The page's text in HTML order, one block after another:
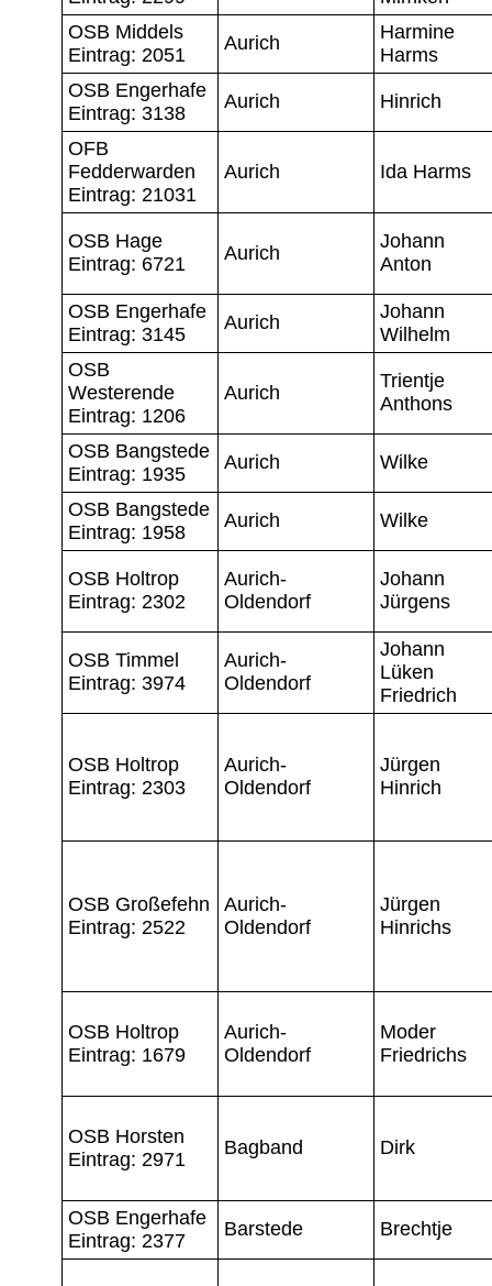
OSB Middels
Eintrag: 2051
Aurich
Harmine
Harms
OSB Engerhafe
Eintrag: 3138
Aurich Hinrich
OFB
Fedderwarden
Eintrag: 21031
Aurich Ida Harms
OSB Hage
Eintrag: 6721
Aurich
Johann
Anton
OSB Engerhafe
Eintrag: 3145
Aurich
Johann
Wilhelm
OSB
Westerende
Eintrag: 1206
Aurich
Trientje
Anthons
OSB Bangstede
Eintrag: 1935
Aurich Wilke
OSB Bangstede
Eintrag: 1958
Aurich Wilke
OSB Holtrop
Eintrag: 2302
Aurich-
Oldendorf
Johann
Jürgens
OSB Timmel
Eintrag: 3974
Aurich-
Oldendorf
Johann
Lüken
Friedrich
OSB Holtrop
Eintrag: 2303
Aurich-
Oldendorf
Jürgen
Hinrich
OSB Großefehn
Eintrag: 2522
Aurich-
Oldendorf
Jürgen
Hinrichs
OSB Holtrop
Eintrag: 1679
Aurich-
Oldendorf
Moder
Friedrichs
OSB Horsten
Eintrag: 2971
Bagband Dirk
OSB Engerhafe
Eintrag: 2377
Barstede Brechtje